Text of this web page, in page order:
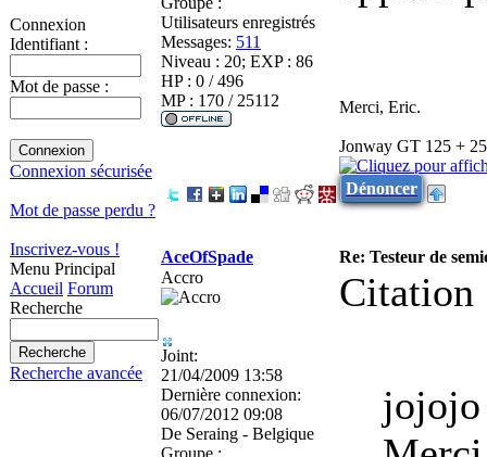
Connexion
Identifiant :
Mot de passe :
Connexion sécurisée
Mot de passe perdu ?
Inscrivez-vous !
Menu Principal
Accueil Forum
Recherche
Recherche avancée
Utilisateurs enregistrés
Messages: 511
Niveau : 20; EXP : 86
HP : 0 / 496
MP : 170 / 25112
Merci, Eric.
Jonway GT 125 +
Dénoncer
AceOfSpade
Re: Testeur de
Accro
Joint:
21/04/2009 13:58
Dernière connexion:
06/07/2012 09:08
De Seraing - Belgique
Groupe :
Citation